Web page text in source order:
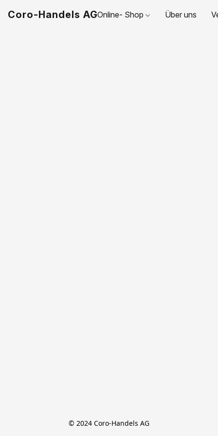
Coro-Handels AGOnline- Shop Über uns
© 2024 Coro-Handels AG